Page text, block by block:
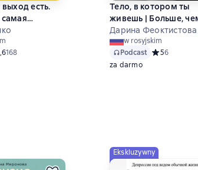
есть.
в твоей
рейтинг 4,6 на основе 168 оценок
168
Тело, в котором ты
живешь | Больше,
психология
Дарина Феоктистова
w rosyjskim
Podcast Средний
56
za darmo
Ekskluzywny